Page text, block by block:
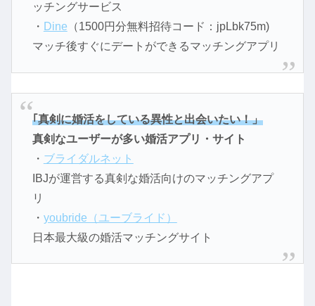
ッチングサービス
・ Dine （1500円分無料招待コード：jpLbk75m)
マッチ後すぐにデートができるマッチングアプリ
｢真剣に婚活をしている異性と出会いたい！」
真剣なユーザーが多い婚活アプリ・サイト
・ ブライダルネット
IBJが運営する真剣な婚活向けのマッチングアプ
リ
・ youbride（ユーブライド）
日本最大級の婚活マッチングサイト